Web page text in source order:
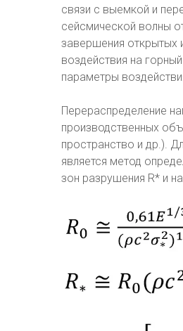
связи с выемкой и
сейсмической волны
завершения открытых
воздействия на
параметры
Перераспределение
производственных
пространство и др.).
является метод
зон разрушения R* и